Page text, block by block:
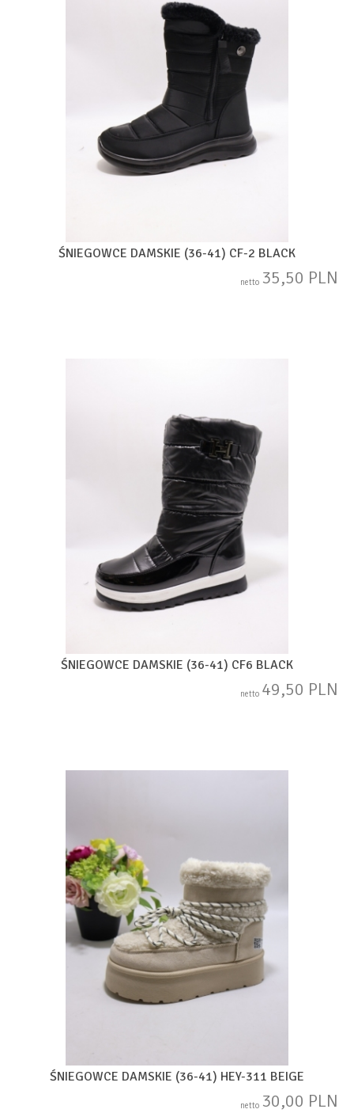
ŚNIEGOWCE DAMSKIE (36-41) CF-2 BLACK
netto 35,50 PLN
ŚNIEGOWCE DAMSKIE (36-41) CF6 BLACK
netto 49,50 PLN
ŚNIEGOWCE DAMSKIE (36-41) HEY-311 BEIGE
netto 30,00 PLN